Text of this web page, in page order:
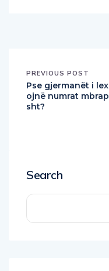
PREVIOUS POST
Pse gjermanët i lex
ojnë numrat mbrap
sht?
Search